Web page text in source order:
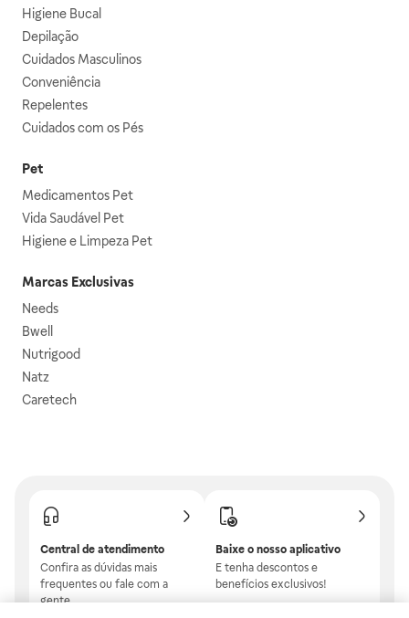
Higiene Bucal
Depilação
Cuidados Masculinos
Conveniência
Repelentes
Cuidados com os Pés
Pet
Medicamentos Pet
Vida Saudável Pet
Higiene e Limpeza Pet
Marcas Exclusivas
Needs
Bwell
Nutrigood
Natz
Caretech
Central de atendimento
Confira as dúvidas mais
frequentes ou fale com a
gente.
Baixe o nosso aplicativo
E tenha descontos e
benefícios exclusivos!